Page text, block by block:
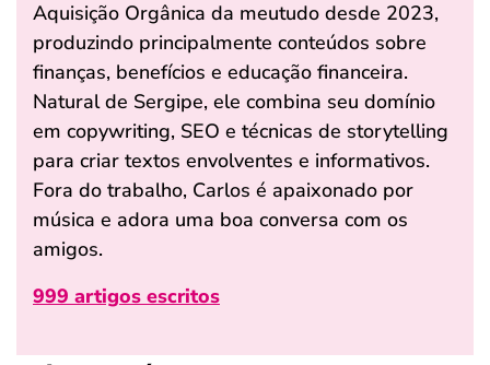
Aquisição Orgânica da meutudo desde 2023,
produzindo principalmente conteúdos sobre
finanças, benefícios e educação financeira.
Natural de Sergipe, ele combina seu domínio
em copywriting, SEO e técnicas de storytelling
para criar textos envolventes e informativos.
Fora do trabalho, Carlos é apaixonado por
música e adora uma boa conversa com os
amigos.
999 artigos escritos